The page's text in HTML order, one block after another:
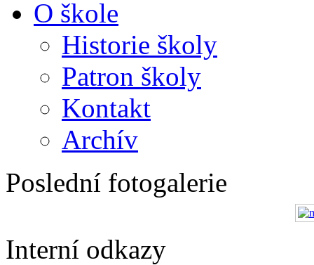
O škole
Historie školy
Patron školy
Kontakt
Archív
Poslední fotogalerie
Interní odkazy